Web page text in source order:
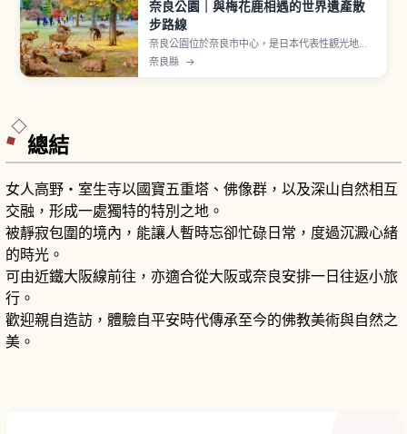
奈良公園｜與梅花鹿相遇的世界遺產散
步路線
奈良公園位於奈良市中心，是日本代表性觀光地之
一。1880年（明治13年）開園，擁有約660公頃
廣大腹地，園內點綴著東大寺、興福寺、春日大社
奈良縣 →
總結
女人高野・室生寺以國寶五重塔、佛像群，以及深山自然相互
交融，形成一處獨特的特別之地。
被靜寂包圍的境內，能讓人暫時忘卻忙碌日常，度過沉澱心緒
的時光。
可由近鐵大阪線前往，亦適合從大阪或奈良安排一日往返小旅
行。
歡迎親自造訪，體驗自平安時代傳承至今的佛教美術與自然之
美。